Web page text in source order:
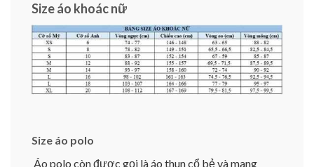
Size áo khoác nữ
Size áo polo
Áo polo còn được gọi là áo thun cổ bẻ và mang